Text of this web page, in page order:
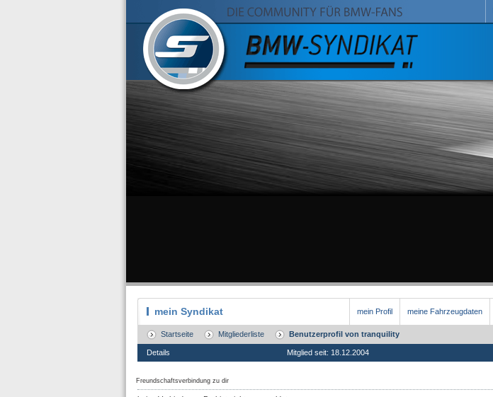
mein Syndikat mein Profil meine Fahrzeugdaten
Startseite Mitgliederliste Benutzerprofil von tranquility
Details Mitglied seit: 18.12.2004
Freundschaftsverbindung zu dir